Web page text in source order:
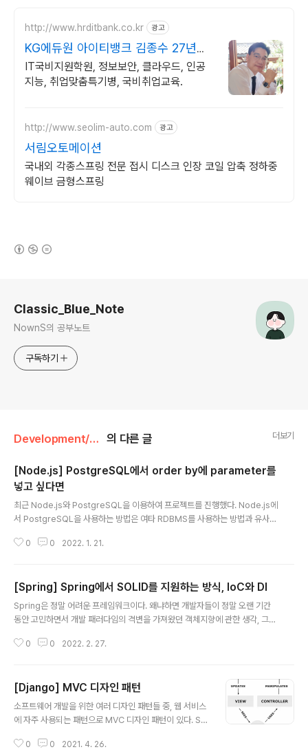
http://www.hrditbank.co.kr 광고
KG에듀원 아이티뱅크 김종수 27년경
력전문가 IT취업상담
IT국비지원학원, 정보보안, 클라우드, 인공
지능, 취업맞춤특기병, 국비취업교육.
http://www.seolim-auto.com 광고
서림오토메이션
국내외 각종스프링 전문 접시 디스크 인장 코일 압축 정하중
웨이브 금형스프링
Classic_Blue_Note
NownS의 공부노트
구독하기
Development/WEB 의 다른 글 더보기
[Node.js] PostgreSQL에서 order by에 parameter를
넣고 싶다면
최근 Node.js와 PostgreSQL을 이용하여 프로젝트를 진행했다. Node.js에
서 PostgreSQL을 사용하는 방법은 여타 RDBMS를 사용하는 방법과 유사하
션을 통해서 쿼리문을 수행하는 과정을 ES7의 async await를 이용하여 비동
수행하는 과정만 코드로 확인해 보면, 다음과 같은 형식으로 활용했다. const
getLectures = async (client, lectureId) => { const { rows } = await
client.query( ` ..
0 0 2022. 1. 21.
[Spring] Spring에서 SOLID를 지원하는 방식, IoC와 DI
Spring은 정말 어려운 프레임워크이다. 왜냐하면 개발자들이 정말 오랜 기간
동안 고민하면서 개발 패러다임의 격변을 가져왔던 객체지향에 관한 생각, 그리
어 있는 프레임워크이기 때문이다. 대략적으로만 생각해보더라도 스프링의 핵
사용해보거나 접해보지 못한 부분들에는 더 많은 내용들이 녹아 있을 것이다.
그중에서도 스프링에서의 객체지향 설계의 기본이 되는, IoC와 DI에 대해 간단
히 정리해 보았다. IoC (Inversion of Control, 제어의 역전) 간단..
0 0 2022. 2. 27.
[Django] MVC 디자인 패턴
소프트웨어 개발을 위한 여러 디자인 패턴들 중, 웹 서비스
에 자주 사용되는 패턴으로 MVC 디자인 패턴이 있다. Sp
C란 Model, View, Controller의 앞글자를 따서 MVC
0 0 2021. 4. 26.